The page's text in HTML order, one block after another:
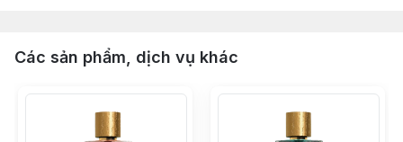
FUGAZZI là một sáng tạo thuộc nhóm hương Gỗ
danh nhất thế giới, Quentin Bisch. Lấy cảm hứng từ
Các sản phẩm, dịch vụ khác